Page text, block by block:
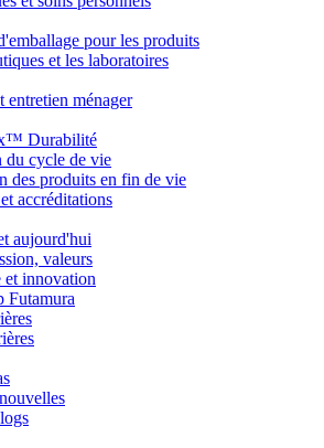
pour les produits
et les laboratoires
entretien ménager
Durabilité
du cycle de vie
des produits en fin de vie
accréditations
aujourd'hui
valeurs
et innovation
Futamura